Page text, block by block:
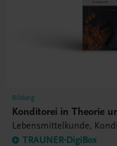
Bildung
Konditorei in Theorie
Lebensmittelkunde,
TRAUNER-DigiBox